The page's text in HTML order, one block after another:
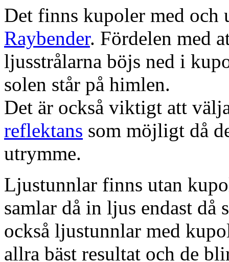
Det finns kupoler med och
Raybender. Fördelen med
ljusstrålarna böjs ned i
solen står på himlen.
Det är också viktigt att
reflektans som möjligt då
utrymme.
Ljustunnlar finns utan
samlar då in ljus endast då
också ljustunnlar med
allra bäst resultat och de